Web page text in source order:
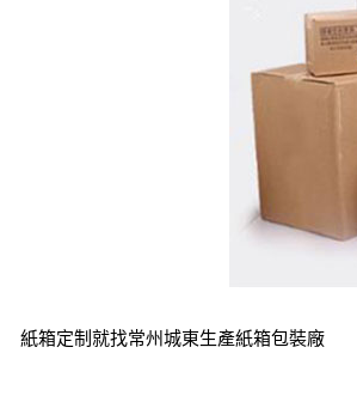
紙箱定制就找常州城東生產紙箱包裝廠